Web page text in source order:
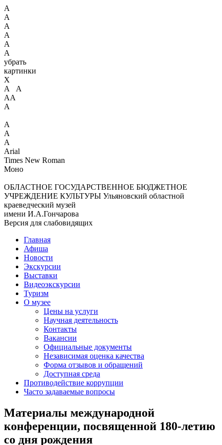
А
А
А
А
А
А
убрать
картинки
X
А А
АА
А
А
А
А
Arial
Times New Roman
Моно
ОБЛАСТНОЕ ГОСУДАРСТВЕННОЕ БЮДЖЕТНОЕ
УЧРЕЖДЕНИЕ КУЛЬТУРЫ Ульяновский областной
краеведческий музей
имени И.А.Гончарова
Версия для слабовидящих
Главная
Афиша
Новости
Экскурсии
Выставки
Видеоэкскурсии
Туризм
О музее
Цены на услуги
Научная деятельность
Контакты
Вакансии
Официальные документы
Независимая оценка качества
Форма отзывов и обращений
Доступная среда
Противодействие коррупции
Часто задаваемые вопросы
Материалы международной
конференции, посвященной 180-летию
со дня рождения